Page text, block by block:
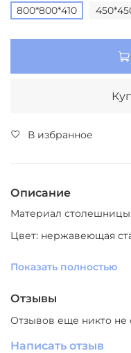
800*800*410
В избранное
Описание
Материал
Цвет: нержавеющая
Показать полностью
Отзывы
Отзывов еще никто не
Написать отзыв